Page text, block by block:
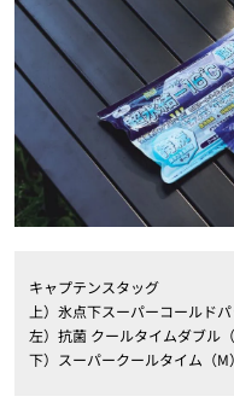
キャプテンスタッグ
上）氷点下スーパーコール
左）抗菌 クールタイムダブ
下）スーパークールタイム（